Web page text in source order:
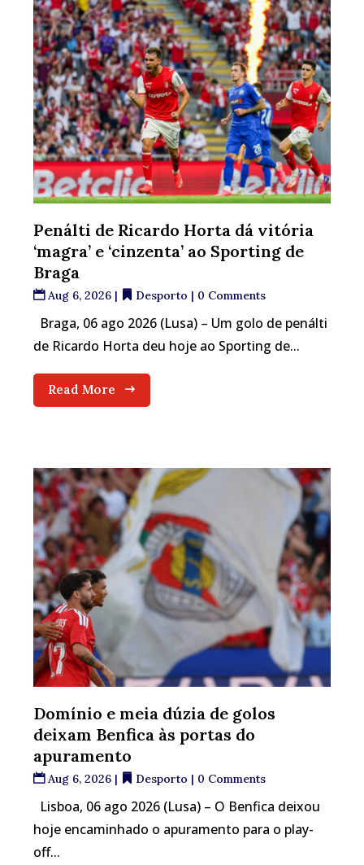
Penálti de Ricardo Horta dá vitória
‘magra’ e ‘cinzenta’ ao Sporting de
Braga
Aug 6, 2026 | Desporto | 0 Comments
Braga, 06 ago 2026 (Lusa) – Um golo de penálti
de Ricardo Horta deu hoje ao Sporting de...
Read More
Domínio e meia dúzia de golos
deixam Benfica às portas do
apuramento
Aug 6, 2026 | Desporto | 0 Comments
Lisboa, 06 ago 2026 (Lusa) – O Benfica deixou
hoje encaminhado o apuramento para o play-
off...